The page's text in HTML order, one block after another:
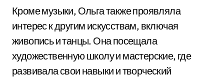
Кроме музыки, Ольга также проявляла
интерес к другим искусствам, включая
живопись и танцы. Она посещала
художественную школу и мастерские, где
развивала свои навыки и творческий